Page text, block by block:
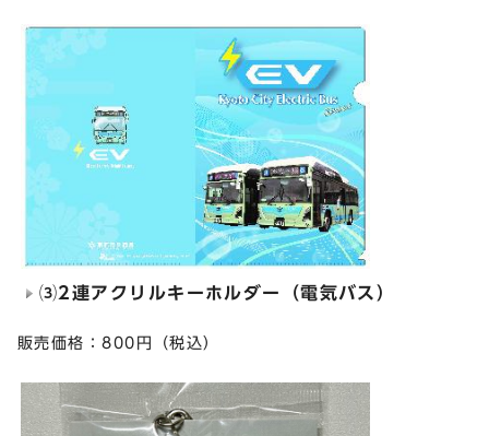
⑶2連アクリルキーホルダー（電気バス）
販売価格：800円（税込）